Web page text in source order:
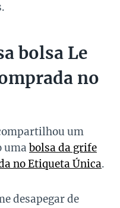
bolsa Le
no
um
uma bolsa da grife
no Etiqueta Única.
desapegar de